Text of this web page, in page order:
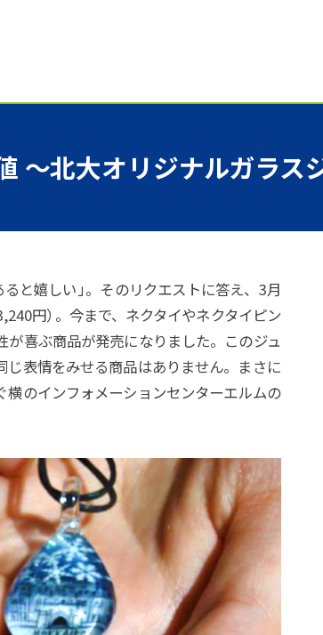
～北大オリジナルガラス
と嬉しい」。そのリクエストに答え、3月
円） 。今まで、ネクタイやネクタイピン
喜ぶ商品が発売になりました。このジュ
表情をみせる商品はありません。まさに
のインフォメーションセンターエルムの